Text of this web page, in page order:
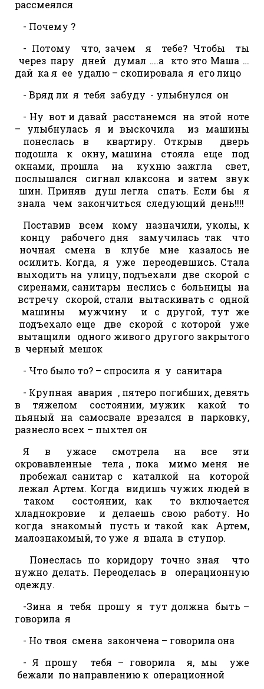
рассмеялся
- Почему ?
- Потому что, зачем я тебе? Чтобы ты
через пару дней думал ….а кто это Маша …
дай ка я ее удалю – скопировала я его лицо
- Вряд ли я тебя забуду - улыбнулся он
- Ну вот и давай расстанемся на этой ноте
– улыбнулась я и выскочила из машины
понеслась в квартиру. Открыв дверь
подошла к окну, машина стояла еще под
окнами, прошла на кухню зажгла свет,
послышался сигнал клаксона и затем звук
шин. Приняв душ легла спать. Если бы я
знала чем закончиться следующий день!!!!
Поставив всем кому назначили, уколы, к
концу рабочего дня замучилась так что
ночная смена в клубе мне казалось не
осилить. Когда, я уже переодевшись. Стала
выходить на улицу, подъехали две скорой с
сиренами, санитары неслись с больницы на
встречу скорой, стали вытаскивать с одной
машины мужчину и с другой, тут же
подъехало еще две скорой с которой уже
вытащили одного живого другого закрытого
в черный мешок
- Что было то? – спросила я у санитара
- Крупная авария , пятеро погибших, девять
в тяжелом состоянии, мужик какой то
пьяный на самосвале врезался в парковку,
разнесло всех – пыхтел он
Я в ужасе смотрела на все эти
окровавленные тела , пока мимо меня не
пробежал санитар с каталкой на которой
лежал Артем. Когда видишь чужих людей в
таком состоянии, как то включается
хладнокровие и делаешь свою работу. Но
когда знакомый пусть и такой как Артем,
малознакомый, то уже я впала в ступор.
Понеслась по коридору точно зная что
нужно делать. Переоделась в операционную
одежду.
-Зина я тебя прошу я тут должна быть –
говорила я
- Но твоя смена закончена – говорила она
- Я прошу тебя – говорила я, мы уже
бежали по направлению к операционной